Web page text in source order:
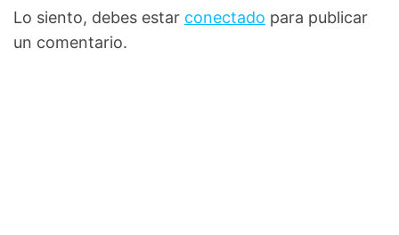
Lo siento, debes estar conectado para publicar
un comentario.